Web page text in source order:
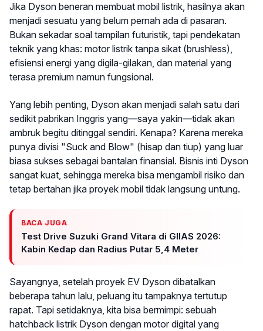
Jika Dyson beneran membuat mobil listrik, hasilnya akan
menjadi sesuatu yang belum pernah ada di pasaran.
Bukan sekadar soal tampilan futuristik, tapi pendekatan
teknik yang khas: motor listrik tanpa sikat (brushless),
efisiensi energi yang digila-gilakan, dan material yang
terasa premium namun fungsional.
Yang lebih penting, Dyson akan menjadi salah satu dari
sedikit pabrikan Inggris yang—saya yakin—tidak akan
ambruk begitu ditinggal sendiri. Kenapa? Karena mereka
punya divisi "Suck and Blow" (hisap dan tiup) yang luar
biasa sukses sebagai bantalan finansial. Bisnis inti Dyson
sangat kuat, sehingga mereka bisa mengambil risiko dan
tetap bertahan jika proyek mobil tidak langsung untung.
BACA JUGA
Test Drive Suzuki Grand Vitara di GIIAS 2026:
Kabin Kedap dan Radius Putar 5,4 Meter
Sayangnya, setelah proyek EV Dyson dibatalkan
beberapa tahun lalu, peluang itu tampaknya tertutup
rapat. Tapi setidaknya, kita bisa bermimpi: sebuah
hatchback listrik Dyson dengan motor digital yang